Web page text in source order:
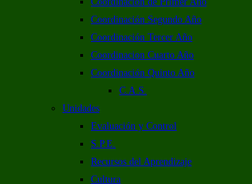
Coordinación Segundo Año
Coordinación Tercer Año
Coordinacion Cuarto Año
Coordinación Quinto Año
C.A.S.
Unidades
Evaluación y Control
S.P.E.
Recursos del Aprendizaje
Cultura